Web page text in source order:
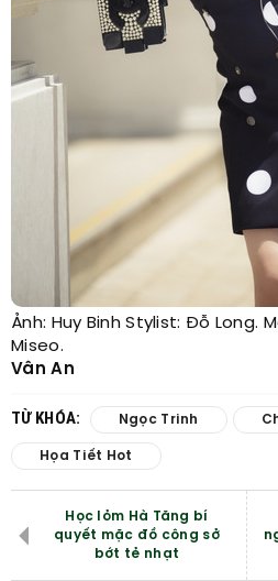
Ảnh: Huy Binh Stylist: Đỗ Long.
Miseo.
Vân An
TỪ KHÓA: Ngọc Trinh
Họa Tiết Hot
Học lỏm Hà Tăng bí
quyết mặc đồ công sở
bớt tẻ nhạt